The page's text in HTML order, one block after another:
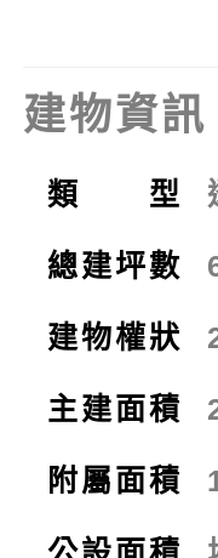
建物資訊
類 型
總建坪數
建物權狀
主建面積
附屬面積